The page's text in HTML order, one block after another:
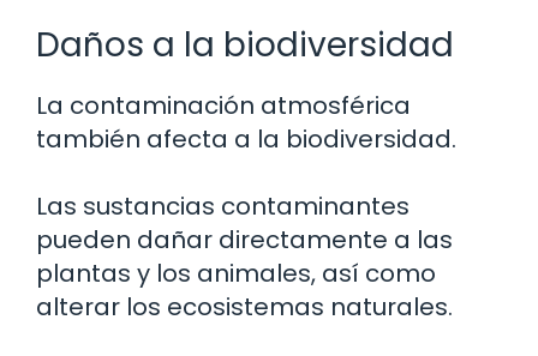
Daños a la biodiversidad
La contaminación atmosférica
también afecta a la biodiversidad.
Las sustancias contaminantes
pueden dañar directamente a las
plantas y los animales, así como
alterar los ecosistemas naturales.